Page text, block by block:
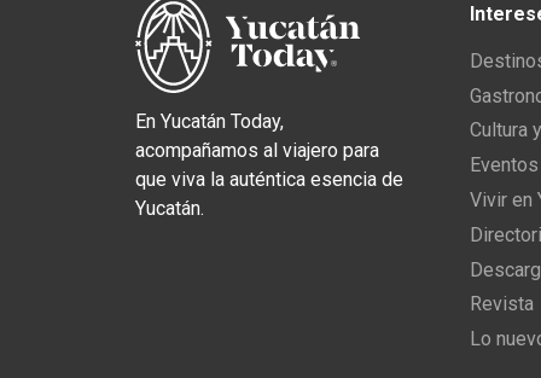
En Yucatán Today,
acompañamos al viajero para
que viva la auténtica esencia de
Yucatán.
Cultura
Vivir en
Revista
Lo